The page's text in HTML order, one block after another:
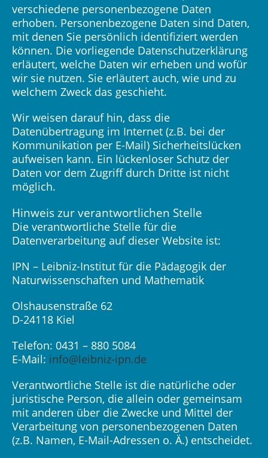
verschiedene personenbezogene Daten
erhoben. Personenbezogene Daten sind Daten,
mit denen Sie persönlich identifiziert werden
können. Die vorliegende Datenschutzerklärung
erläutert, welche Daten wir erheben und wofür
wir sie nutzen. Sie erläutert auch, wie und zu
welchem Zweck das geschieht.
Wir weisen darauf hin, dass die
Datenübertragung im Internet (z.B. bei der
Kommunikation per E-Mail) Sicherheitslücken
aufweisen kann. Ein lückenloser Schutz der
Daten vor dem Zugriff durch Dritte ist nicht
möglich.
Hinweis zur verantwortlichen Stelle
Die verantwortliche Stelle für die
Datenverarbeitung auf dieser Website ist:
IPN – Leibniz-Institut für die Pädagogik der
Naturwissenschaften und Mathematik
Olshausenstraße 62
D-24118 Kiel
Telefon: 0431 – 880 5084
E-Mail: info@leibniz-ipn.de
Verantwortliche Stelle ist die natürliche oder
juristische Person, die allein oder gemeinsam
mit anderen über die Zwecke und Mittel der
Verarbeitung von personenbezogenen Daten
(z.B. Namen, E-Mail-Adressen o. Ä.) entscheidet.